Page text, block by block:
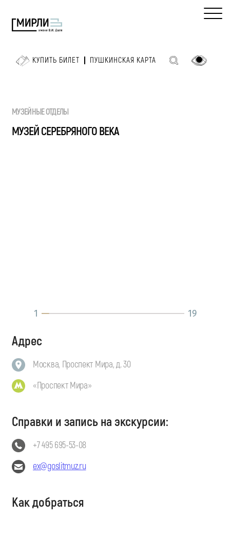
КУПИТЬ БИЛЕТ ПУШКИНСКАЯ КАРТА
МУЗЕЙНЫЕ ОТДЕЛЫ
МУЗЕЙ СЕРЕБРЯНОГО ВЕКА
1 19
Адрес
Москва, Проспект Мира, д. 30
«Проспект Мира»
Справки и запись на экскурсии:
+7 495 695-53-08
ex@goslitmuz.ru
Как добраться